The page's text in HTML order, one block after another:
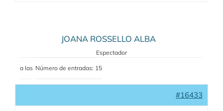
JOANA ROSSELLO ALBA
Espectador
a las Número de entradas: 15
#16433